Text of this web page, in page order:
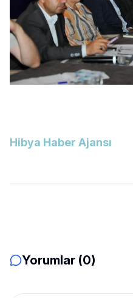
Hibya Haber Ajansı
Yorumlar (0)